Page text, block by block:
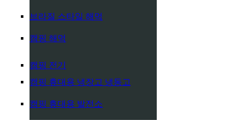
브라질 스타일 해먹
캠핑 해먹
캠핑 전기
캠핑 휴대용 냉장고 냉동고
캠핑 휴대용 발전소